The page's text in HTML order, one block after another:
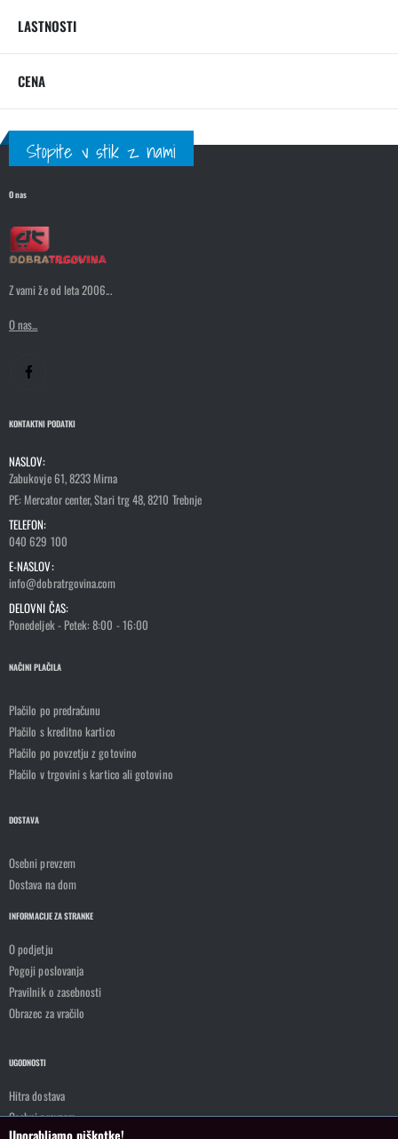
LASTNOSTI
CENA
Stopite v stik z nami
O nas
Z vami že od leta 2006...
O nas...
KONTAKTNI PODATKI
NASLOV:
Zabukovje 61, 8233 Mirna
PE: Mercator center, Stari trg 48, 8210 Trebnje
TELEFON:
040 629 100
E-NASLOV:
info@dobratrgovina.com
DELOVNI ČAS:
Ponedeljek - Petek: 8:00 - 16:00
NAČINI PLAČILA
Plačilo po predračunu
Plačilo s kreditno kartico
Plačilo po povzetju z gotovino
Plačilo v trgovini s kartico ali gotovino
DOSTAVA
Osebni prevzem
Dostava na dom
INFORMACIJE ZA STRANKE
O podjetju
Pogoji poslovanja
Pravilnik o zasebnosti
Obrazec za vračilo
UGODNOSTI
Hitra dostava
Osebni prevzem
Uporabljamo piškotke!